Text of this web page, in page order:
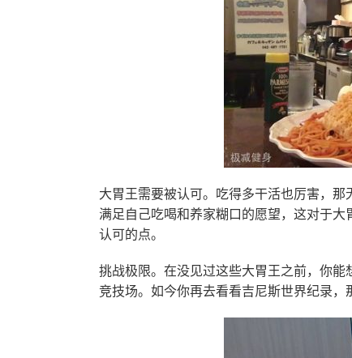
大胃王需要被认可。吃得多干活也厉害，
满足自己吃喝和养家糊口的愿望，这对于
认可的点。
挑战极限。在没见过这些大胃王之前，你
竞技场。如今你再去看看吉尼斯世界纪录，